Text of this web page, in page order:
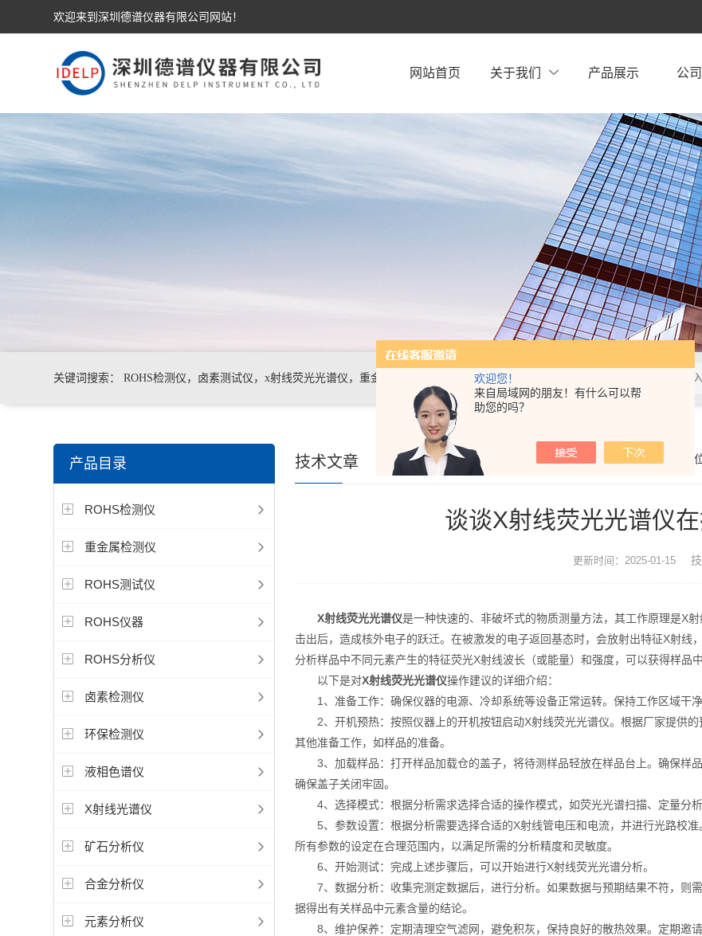
欢迎您！
来自局域网的朋友！有什么可以帮
助您的吗？
欢迎来到深圳德谱仪器有限公司网站！
网站首页 关于我们 产品展示 公
关键词搜索： ROHS检测仪，卤素测试仪，x射线荧光光谱仪，重金属检测仪，镀层膜厚分析仪，
手持合金分析仪，手持矿石分析仪，手持土壤分析仪，ROHS2.0分析仪，rohs十项检测仪，邻苯检
测仪，色谱仪，光谱仪
产品目录
ROHS检测仪
重金属检测仪
ROHS测试仪
ROHS仪器
ROHS分析仪
卤素检测仪
环保检测仪
液相色谱仪
X射线光谱仪
矿石分析仪
合金分析仪
元素分析仪
你的
技术文章
谈谈X射线荧光光谱仪
更新时间：2025-01-15
X射线荧光光谱仪是一种快速的、非破坏式的物质测量方法，其工作原理是X
击出后，造成核外电子的跃迁。在被激发的电子返回基态时，会放射出特征X射
分析样品中不同元素产生的特征荧光X射线波长（或能量）和强度，可以获得样品
以下是对X射线荧光光谱仪操作建议的详细介绍：
1、准备工作：确保仪器的电源、冷却系统等设备正常运转。保持工作区域干净
2、开机预热：按照仪器上的开机按钮启动X射线荧光光谱仪。根据厂家提供的
其他准备工作，如样品的准备。
3、加载样品：打开样品加载仓的盖子，将待测样品轻放在样品台上。确保样
确保盖子关闭牢固。
4、选择模式：根据分析需求选择合适的操作模式，如荧光光谱扫描、定量分析
5、参数设置：根据分析需要选择合适的X射线管电压和电流，并进行光路校准
所有参数的设定在合理范围内，以满足所需的分析精度和灵敏度。
6、开始测试：完成上述步骤后，可以开始进行X射线荧光光谱分析。
7、数据分析：收集完测定数据后，进行分析。如果数据与预期结果不符，则需
据得出有关样品中元素含量的结论。
8、维护保养：定期清理空气滤网，避免积灰，保持良好的散热效果。定期邀请